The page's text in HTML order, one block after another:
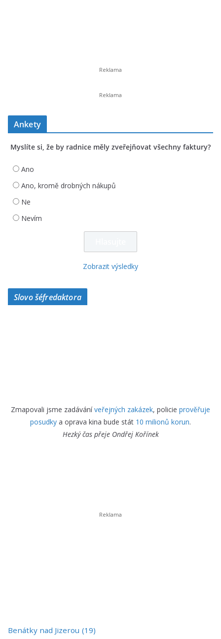
Ankety
Myslíte si, že by radnice měly zveřejňovat všechny faktury?
Ano
Ano, kromě drobných nákupů
Ne
Nevím
Zobrazit výsledky
Slovo šéfredaktora
Zmapovali jsme zadáváníveřejných zakázek, policie prověřuje
posudky a oprava kina bude stát 10 milionů korun.
Hezký čas přeje Ondřej Kořínek
Benátky nad Jizerou (19)